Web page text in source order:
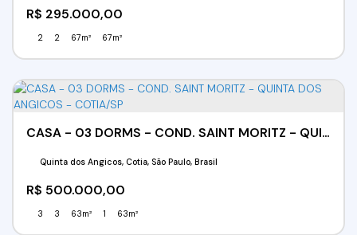
R$ 295.000,00
2 2 67m² 67m²
CASA - 03 DORMS - COND. SAINT MORITZ - QUINTA DOS ANGICOS - COTIA/SP
R$ 500.000,00
Quinta dos Angicos, Cotia, São Paulo, Brasil
3 3 63m² 1 63m²